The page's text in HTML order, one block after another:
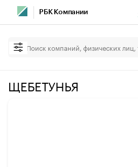
РБК Компании
ЩЕБЕТУНЬЯ